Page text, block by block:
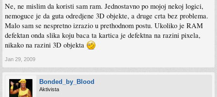
Ne, ne mislim da koristi sam ram. Jednostavno po mojoj nekoj logici,
nemoguce je da guta odredjene 3D objekte, a druge crta bez problema.
Malo sam se nespretno izrazio u prethodnom postu. Ukoliko je RAM
defektan onda slika koju baca ta kartica je defektna na razini pixela,
nikako na razini 3D objekta
Jan 29, 2009
Bonded_by_Blood
Aktivista